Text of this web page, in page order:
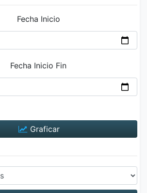
Fecha Inicio
Fecha Inicio Fin
Graficar